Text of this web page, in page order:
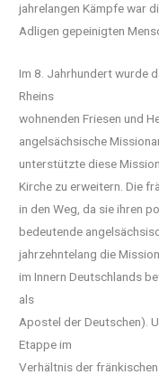
jahrelangen Kämpfe war
Adligen gepeinigten
Im 8. Jahrhundert wurde
Rheins
wohnenden Friesen und
angelsächsische
unterstützte diese
Kirche zu erweitern. Die
in den Weg, da sie ihren
bedeutende
jahrzehntelang die Mission
im Innern Deutschlands
als
Apostel der Deutschen).
Etappe im
Verhältnis der